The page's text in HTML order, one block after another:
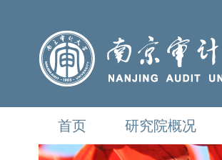
首页 研究院概况